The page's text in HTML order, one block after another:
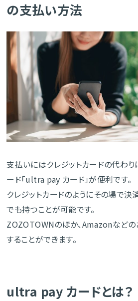
の支払い方法
支払いにはクレジットカードの代わ
ード「ultra pay カード」が便利です。
クレジットカードのようにその場で決
でも持つことが可能です。
ZOZOTOWNのほか、Amazonなど
することができます。
ultra pay カードとは？